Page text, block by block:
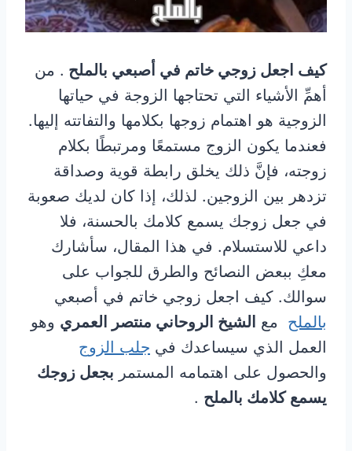
كيف اجعل زوجي خاتم في أصبعي بالملح . من
أهمِّ الأشياء التي تحتاجها الزوجة في حياتها
الزوجية هو اهتمام زوجها بكلامها والتفاتته إليها.
فعندما يكون الزوج مستمعًا ومرتبطًا بكلام
زوجته، فإنَّ ذلك يخلق رابطة قوية وصداقة
تزدهر بين الزوجين. لذلك، إذا كان لديك صعوبة
في جعل زوجك يسمع كلامك بالحسنة، فلا
داعي للاستسلام. في هذا المقال، سأشارك
معكِ ببعض النصائح والطرق للجواب على
سوالك. كيف اجعل زوجي خاتم في أصبعي
بالملح مع الشيخ الروحاني منتصر العمري وهو
العمل الذي سيساعدك في جلب الزوج
والحصول على اهتمامه المستمر بجعل زوجك
يسمع كلامك بالملح .